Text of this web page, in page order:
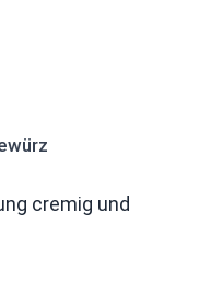
cremig und